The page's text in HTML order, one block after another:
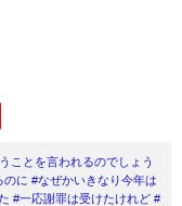
ことを言われるのでしょう
に #なぜかいきなり今年は
#一応謝罪は受けたけれど #